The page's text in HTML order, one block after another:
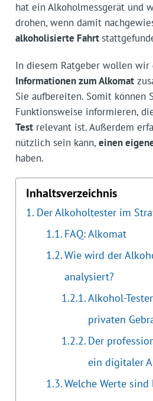
hat ein Alkoholmessgerät und
drohen, wenn damit
alkoholisierte Fahrt
In diesem Ratgeber wollen wir
Informationen zum Alkomat
Sie aufbereiten. Somit können
Funktionsweise informieren,
Testrelevant ist. Außerdem
nützlich sein kann, einen
haben.
Inhaltsverzeichnis
Der Alkoholtester im
FAQ: Alkomat
Wie wird der
analysiert?
Alkohol-
privaten
Der
ein digitaler
Welche Werte